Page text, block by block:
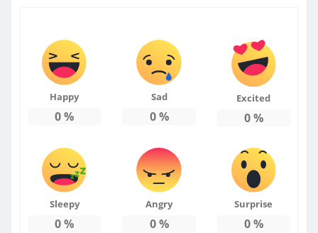
Happy
0%
Sad
0%
Excited
0%
Sleepy
0%
Angry
0%
Surprise
0%